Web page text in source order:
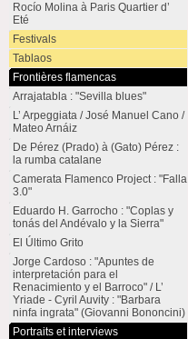
Rocío Molina à Paris Quartier d’
Eté
Festivals
Tablaos
Frontières flamencas
Arrajatabla : "Sevilla blues"
L’ Arpeggiata / José Manuel Cano /
Mateo Arnáiz
De Pérez (Prado) à (Gato) Pérez :
la rumba catalane
Camerata Flamenco Project : "Falla
3.0"
Eduardo H. Garrocho : "Coplas y
tonás del Andévalo y la Sierra"
El Último Grito
Jorge Cardoso : "Apuntes de
interpretación para el
Renacimiento y el Barroco" / L’
Yriade - Cyril Auvity : "Barbara
ninfa ingrata" (Giovanni Bononcini)
Portraits et interviews